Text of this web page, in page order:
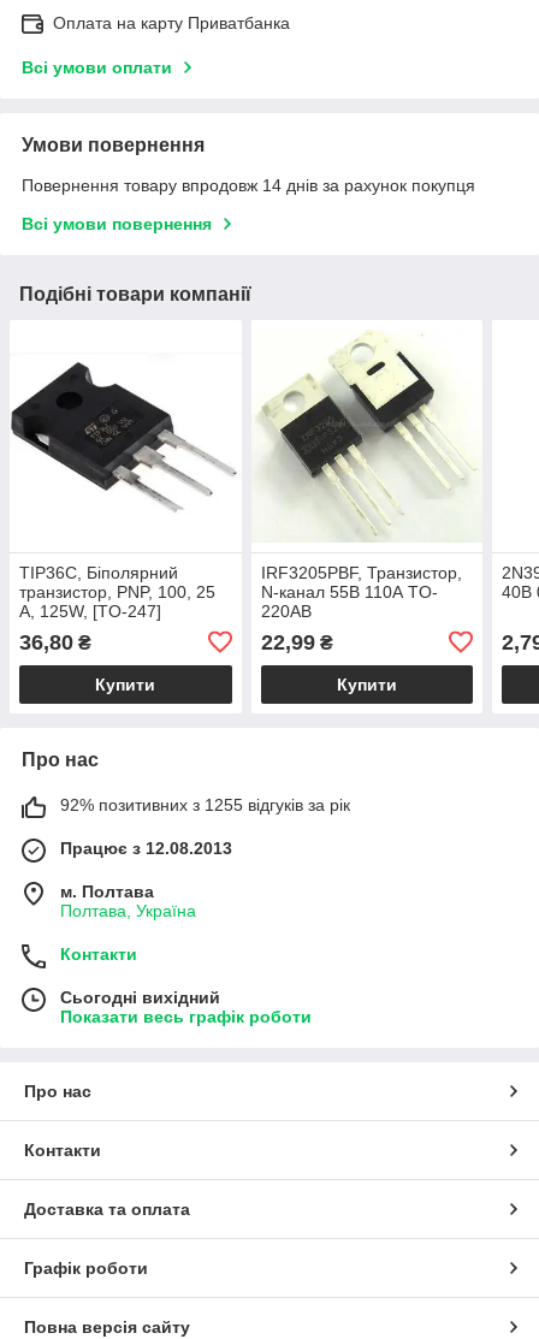
Оплата на карту Приватбанка
Всі умови оплати
Умови повернення
Повернення товару впродовж 14 днів за рахунок покупця
Всі умови повернення
Подібні товари компанії
TIP36C, Біполярний
транзистор, PNP, 100, 25
А, 125W, [TO-247]
36,80 ₴
Купити
IRF3205PBF, Транзистор,
N-канал 55В 110А TO-
220AB
22,99₴
Купити
40В
Про нас
92% позитивних з 1255 відгуків за рік
Працює з 12.08.2013
м. Полтава
Полтава, Україна
Контакти
Сьогодні вихідний
Показати весь графік роботи
Про нас
Контакти
Доставка та оплата
Графік роботи
Повна версія сайту